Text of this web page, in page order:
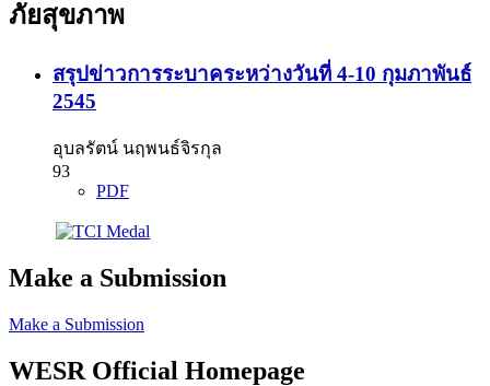
ภัยสุขภาพ
สรุปข่าวการระบาคระหว่างวันที่ 4-10 กุมภาพันธ์
2545
อุบลรัตน์ นฤพนธ์จิรกุล
93
PDF
Make a Submission
Make a Submission
WESR Official Homepage